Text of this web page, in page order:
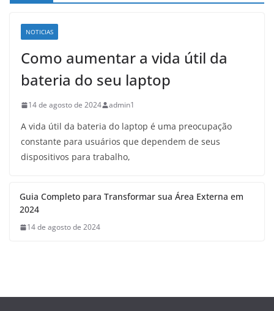
NOTICIAS
Como aumentar a vida útil da
bateria do seu laptop
14 de agosto de 2024 admin1
A vida útil da bateria do laptop é uma preocupação
constante para usuários que dependem de seus
dispositivos para trabalho,
Guia Completo para Transformar sua Área Externa em
2024
14 de agosto de 2024